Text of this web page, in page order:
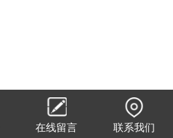
在线留言 联系我们